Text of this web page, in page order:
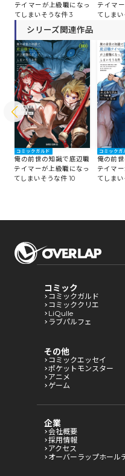
テイマーが上級職になっ
てしまいそうな件 3
テイマ
てしま
シリーズ関連作品
コミックガルド
俺の前世の知識で底辺職
テイマーが上級職になっ
てしまいそうな件 10
コミックガ
俺の前
テイマ
てしま
コミック
コミックガルド
コミッククリエ
LiQulle
ラブパルフェ
その他
コミックエッセイ
ポケットモンスター
アニメ
ゲーム
企業
会社概要
採用情報
アクセス
オーバーラップホール